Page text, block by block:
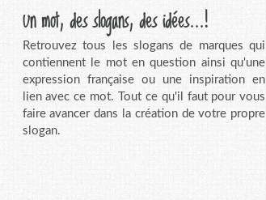
Un mot, des slogans, des idées...!
Retrouvez tous les slogans de marques qui
contiennent le mot en question ainsi qu'une
expression française ou une inspiration en
lien avec ce mot. Tout ce qu'il faut pour vous
faire avancer dans la création de votre propre
slogan.